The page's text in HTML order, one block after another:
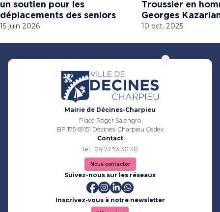
un soutien pour les
déplacements des seniors
15 juin 2026
Troussier en
Georges
10 oct. 2025
Mairie de Décines-Charpieu
Place Roger Salengro
BP 175 69151 Décines-Charpieu Cedex
Contact
Tel : 04 72 93 30 30
Nous contacter
Suivez-nous sur les réseaux
Inscrivez-vous à notre newsletter